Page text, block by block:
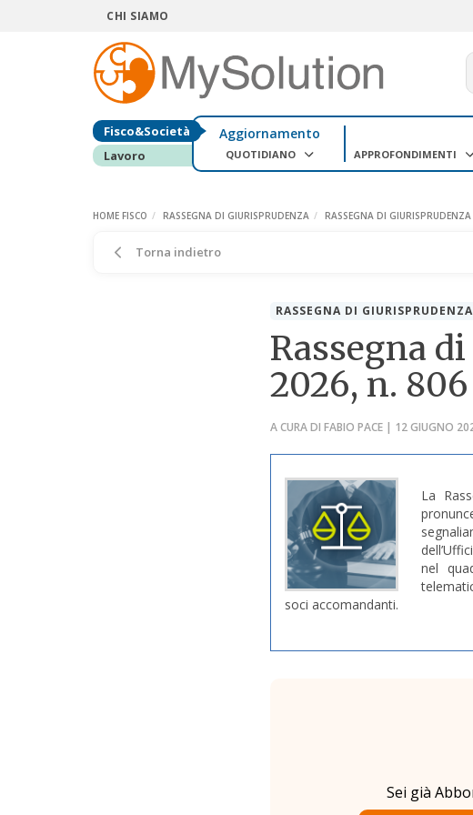
CHI SIAMO
Fisco&Società
Lavoro
Aggiornamento
QUOTIDIANO APPROFONDIMENTI
HOME FISCO RASSEGNA DI GIURISPRUDENZA RASSEGNA DI
Torna indietro
RASSEGNA DI GIURISPRUDENZA
Rassegna
2026, n. 806
A CURA DI FABIO PACE | 12 GIUGNO
La
nel
soci accomandanti.
Sei già